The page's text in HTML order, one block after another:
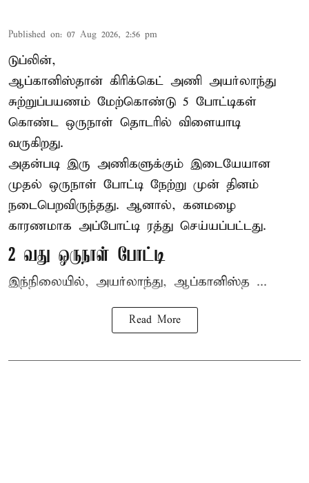
Published on: 07 Aug 2026, 2:56 pm
டுப்லின்,
ஆப்கானிஸ்தான் கிரிக்கெட் அணி அயர்லாந்து
சுற்றுப்பயணம் மேற்கொண்டு 5 போட்டிகள்
கொண்ட ஒருநாள் தொடரில் விளையாடி
வருகிறது.
அதன்படி இரு அணிகளுக்கும் இடையேயான
முதல் ஒருநாள் போட்டி நேற்று முன் தினம்
நடைபெறவிருந்தது. ஆனால், கனமழை
காரணமாக அப்போட்டி ரத்து செய்யப்பட்டது.
2 வது ஒருநாள் போட்டி
இந்நிலையில், அயர்லாந்து, ஆப்கானிஸ்த ...
Read More